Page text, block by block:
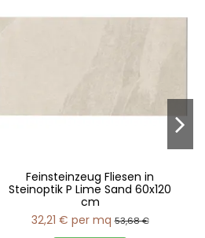
Feinsteinzeug Fliesen in
Steinoptik P Lime Sand 60x120
cm
32,21 € per mq 53,68 €